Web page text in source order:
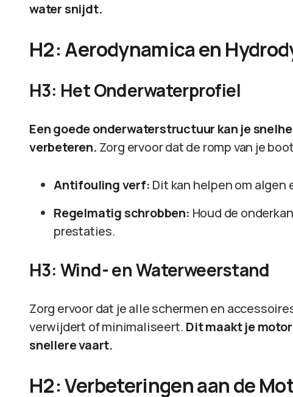
water snijdt.
H2: Aerodynamica en
H3: Het Onderwaterprofiel
Een goede onderwaterstructuur kan je
verbeteren. Zorg ervoor dat de romp van je
Antifouling verf: Dit kan helpen om
Regelmatig schrobben: Houd de
prestaties.
H3: Wind- en Waterweerstand
Zorg ervoor dat je alle schermen en
verwijdert of minimaliseert. Dit maakt je
snellere vaart.
H2: Verbeteringen aan de